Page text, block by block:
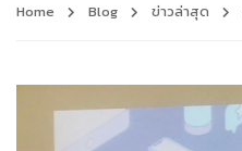
Home Blog ข่าวล่าสุด